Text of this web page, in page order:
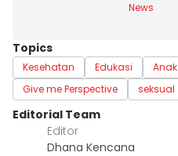
News
Topics
Kesehatan Edukasi Anak
Give me Perspective
seksual
Editorial Team
Editor
Dhana Kencana